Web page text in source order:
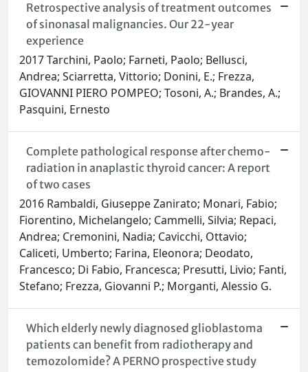
Retrospective analysis of treatment outcomes
of sinonasal malignancies. Our 22-year
experience
2017 Tarchini, Paolo; Farneti, Paolo; Bellusci,
Andrea; Sciarretta, Vittorio; Donini, E.; Frezza,
GIOVANNI PIERO POMPEO; Tosoni, A.; Brandes, A.;
Pasquini, Ernesto
Complete pathological response after chemo-
radiation in anaplastic thyroid cancer: A report
of two cases
2016 Rambaldi, Giuseppe Zanirato; Monari, Fabio;
Fiorentino, Michelangelo; Cammelli, Silvia; Repaci,
Andrea; Cremonini, Nadia; Cavicchi, Ottavio;
Caliceti, Umberto; Farina, Eleonora; Deodato,
Francesco; Di Fabio, Francesca; Presutti, Livio; Fanti,
Stefano; Frezza, Giovanni P.; Morganti, Alessio G.
Which elderly newly diagnosed glioblastoma
patients can benefit from radiotherapy and
temozolomide? A PERNO prospective study